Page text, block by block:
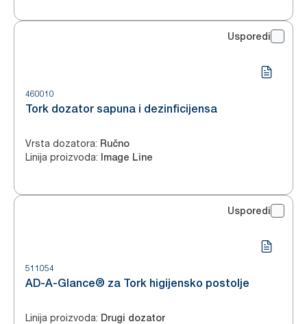
Usporedi
460010
Tork dozator sapuna i dezinficijensa
Vrsta dozatora: Ručno
Linija proizvoda: Image Line
Usporedi
511054
AD-A-Glance® za Tork higijensko postolje
Linija proizvoda: Drugi dozator